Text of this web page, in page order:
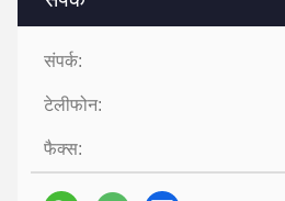
संपर्क:
टेलीफोन:
फैक्स: